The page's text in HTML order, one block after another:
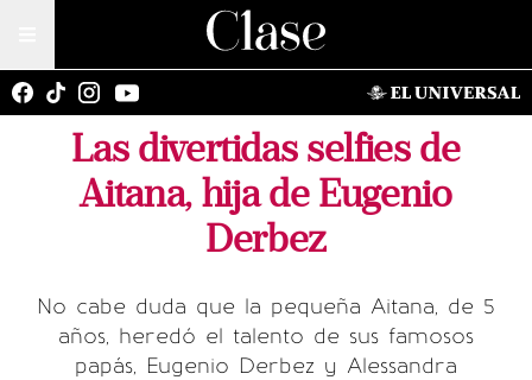
Las divertidas selfies de
Aitana, hija de Eugenio
Derbez
No cabe duda que la pequeña Aitana, de 5
años, heredó el talento de sus famosos
papás, Eugenio Derbez y Alessandra